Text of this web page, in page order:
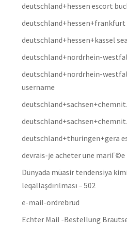
deutschland+hessen escort
deutschland+hessen+kassel
deutschland+nordrhein-
deutschland+nordrhein-
username
deutschland+thuringen+gera
devrais-je acheter une
Dünyada müasir tendensiya
leqallaşdırılması – 502
e-mail-ordrebrud
Echter Mail -Bestellung